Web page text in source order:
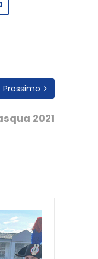
Prossimo
2021